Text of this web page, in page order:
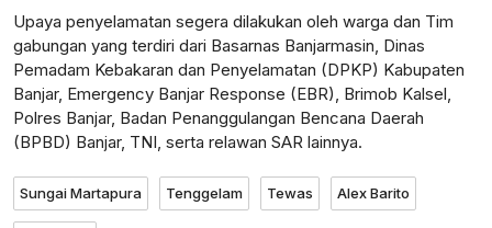
Upaya penyelamatan segera dilakukan oleh warga dan Tim
gabungan yang terdiri dari Basarnas Banjarmasin, Dinas
Pemadam Kebakaran dan Penyelamatan (DPKP) Kabupaten
Banjar, Emergency Banjar Response (EBR), Brimob Kalsel,
Polres Banjar, Badan Penanggulangan Bencana Daerah
(BPBD) Banjar, TNI, serta relawan SAR lainnya.
Sungai Martapura Tenggelam Tewas Alex Barito